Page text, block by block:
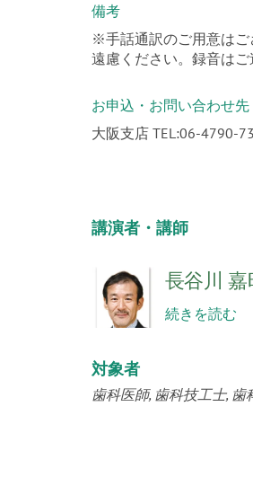
備考
※手話通訳のご用意は
遠慮ください。録音はご
お申込・お問い合わせ先
大阪支店 TEL:06-4790-
講演者・講師
長谷川 嘉
続きを読む
対象者
歯科医師 歯科技工士 歯